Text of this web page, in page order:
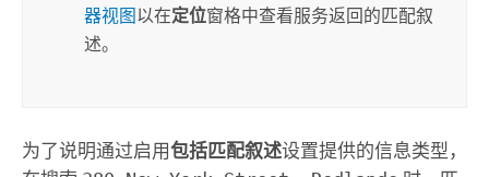
器视图以在定位窗格中查看服务返回的匹配叙
述。
为了说明通过启用包括匹配叙述设置提供的信息类型，